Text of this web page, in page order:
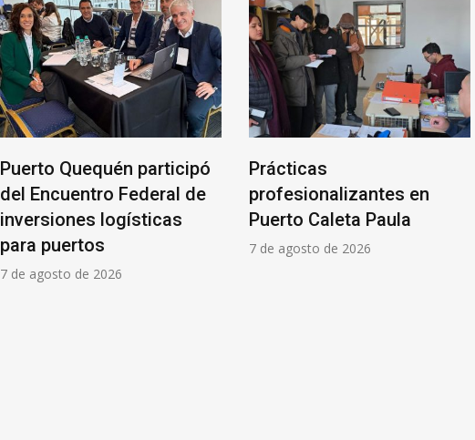
Puerto Quequén participó
del Encuentro Federal de
inversiones logísticas
para puertos
7 de agosto de 2026
Prácticas
profesionalizantes en
Puerto Caleta Paula
7 de agosto de 2026